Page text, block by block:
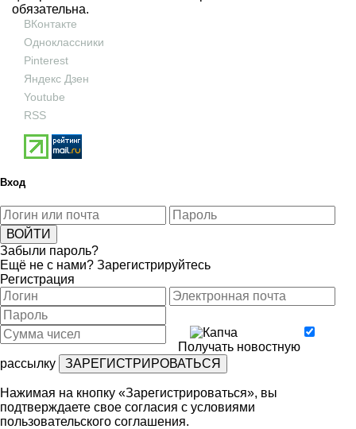
обязательна.
ВКонтакте
Одноклассники
Pinterest
Яндекс Дзен
Youtube
RSS
Вход
Забыли пароль?
Ещё не с нами? Зарегистрируйтесь
Регистрация
Получать новостную
рассылку
Нажимая на кнопку «Зарегистрироваться», вы
подтверждаете свое согласия с условиями
пользовательского соглашения.